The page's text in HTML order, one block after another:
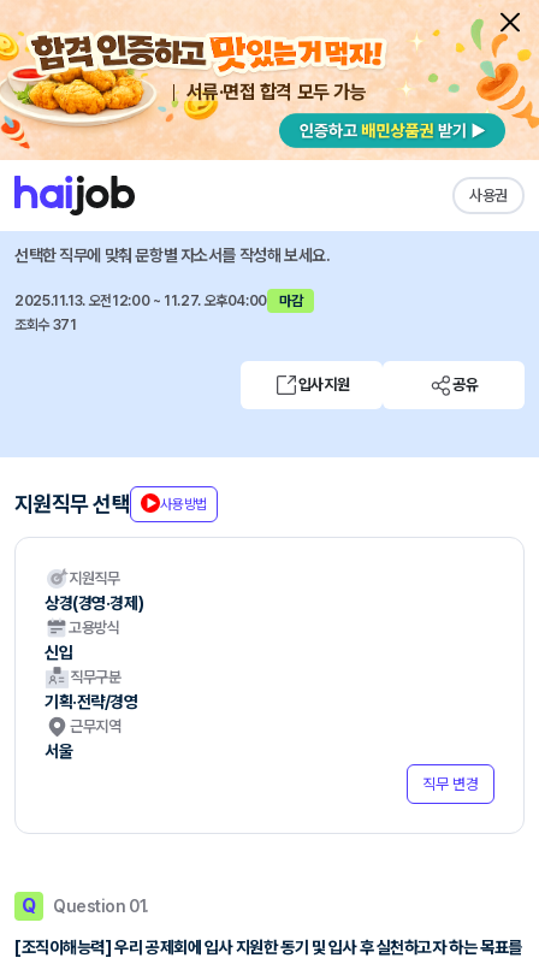
서류·면접 합격 모두 가능
사용권
채용공고 자소서 자유항목 자소서 내 작성목록
과학기술인공제회
2026년 신입직원 채용공고
선택한 직무에 맞춰 문항별 자소서를 작성해 보세요.
2025.11.13. 오전12:00 ~ 11.27. 오후04:00
마감
조회수 371
입사지원 공유
지원직무 선택 사용방법
지원직무
상경(경영·경제)
고용방식
신입
직무구분
기획·전략/경영
근무지역
서울
직무 변경
Q Question 01.
[조직이해능력] 우리 공제회에 입사 지원한 동기 및 입사 후 실천하고자 하는 목표를